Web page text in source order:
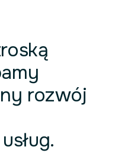
rozwój